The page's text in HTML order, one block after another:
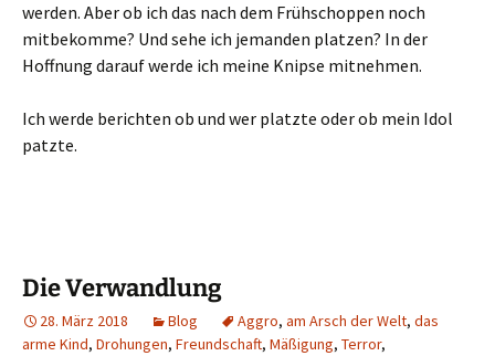
werden. Aber ob ich das nach dem Frühschoppen noch
mitbekomme? Und sehe ich jemanden platzen? In der
Hoffnung darauf werde ich meine Knipse mitnehmen.
Ich werde berichten ob und wer platzte oder ob mein Idol
patzte.
Die Verwandlung
28. März 2018 Blog Aggro, am Arsch der Welt, das
arme Kind, Drohungen, Freundschaft, Mäßigung, Terror,